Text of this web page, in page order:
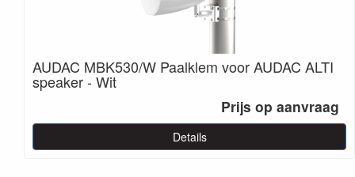
AUDAC MBK530/W Paalklem voor AUDAC ALTI
speaker - Wit
Prijs op aanvraag
Details